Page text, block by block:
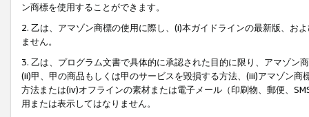
ン商標を使用することができます。
2. 乙は、アマゾン商標の使用に際し、(i)本ガイドラインの最新版、お
ません。
3. 乙は、プログラム文書で具体的に承認された目的に限り、アマゾン
(ii)甲、甲の商品もしくは甲のサービスを毀損する方法、(iii)アマゾン
方法または(iv)オフラインの素材または電子メール（印刷物、郵便、
用または表示してはなりません。